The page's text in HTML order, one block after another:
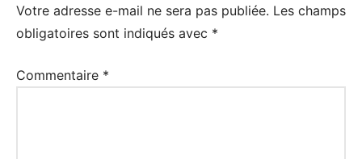
anglaise
Votre adresse e-mail ne sera pas publiée. Les champs
obligatoires sont indiqués avec *
Commentaire *